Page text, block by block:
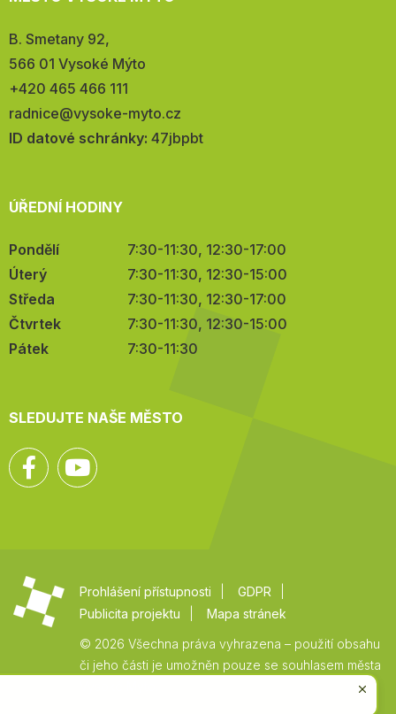
Adresa:
B. Smetany 92,
566 01 Vysoké Mýto
Telefon:
+420 465 466 111
E-
mail:
radnice@vysoke-myto.cz
ID datové schránky: 47jbpbt
ÚŘEDNÍ HODINY
Pondělí
7:30-11:30, 12:30-17:00
Úterý
7:30-11:30, 12:30-15:00
Středa
7:30-11:30, 12:30-17:00
Čtvrtek
7:30-11:30, 12:30-15:00
Pátek
7:30-11:30
SLEDUJTE NAŠE MĚSTO
Facebook
Prohlášení přístupnosti
GDPR
Publicita projektu
Mapa stránek
© 2026 Všechna práva vyhrazena – použití obsahu
či jeho části je umožněn pouze se souhlasem města